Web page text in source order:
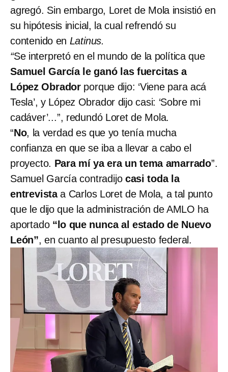
agregó. Sin embargo, Loret de Mola insistió en
su hipótesis inicial, la cual refrendó su
contenido en Latinus.
“Se interpretó en el mundo de la política que
Samuel García le ganó las fuercitas a
López Obrador porque dijo: ‘Viene para acá
Tesla’, y López Obrador dijo casi: ‘Sobre mi
cadáver’...”, redundó Loret de Mola.
“No, la verdad es que yo tenía mucha
confianza en que se iba a llevar a cabo el
proyecto. Para mí ya era un tema amarrado”.
Samuel García contradijo casi toda la
entrevistaa Carlos Loret de Mola, a tal punto
que le dijo que la administración de AMLO ha
aportado “lo que nunca al estado de Nuevo
León”, en cuanto al presupuesto federal.